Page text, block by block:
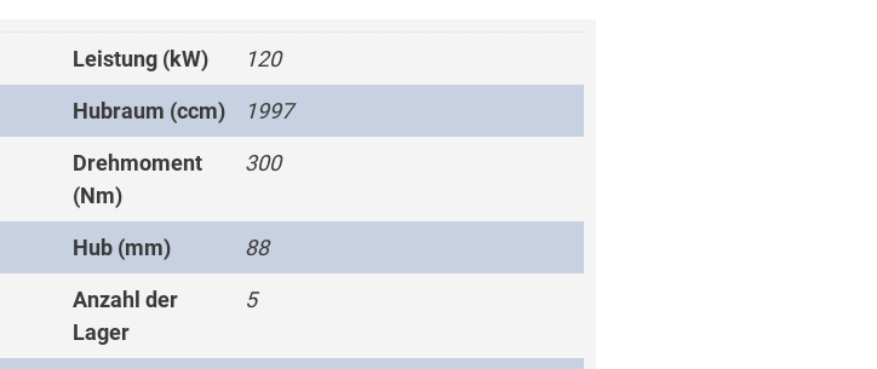
Leistung (kW) 120
Hubraum (ccm) 1997
Drehmoment
(Nm)
300
Hub (mm) 88
Anzahl der
Lager
5